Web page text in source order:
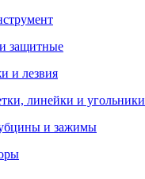
защитные
и лезвия
линейки и угольники
и зажимы